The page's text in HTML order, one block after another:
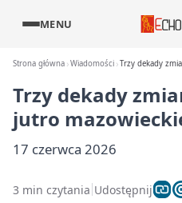
MENU
Strona główna Wiadomości Trzy dekady
Trzy dekady
jutro
17 czerwca 2026
3 min czytania Udostępnij